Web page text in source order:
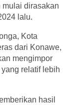
mulai dirasakan
lalu.
Kota
dari Konawe,
mengimpor
relatif lebih
hasil